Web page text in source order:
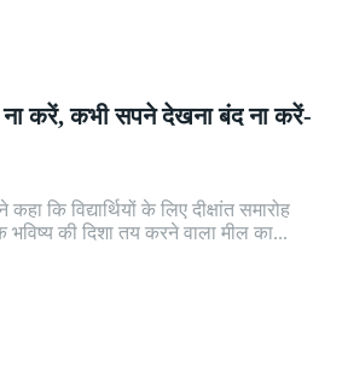
ना करें, कभी सपने देखना बंद ना करें-
कि विद्यार्थियों के लिए दीक्षांत समारोह
की दिशा तय करने वाला मील का...